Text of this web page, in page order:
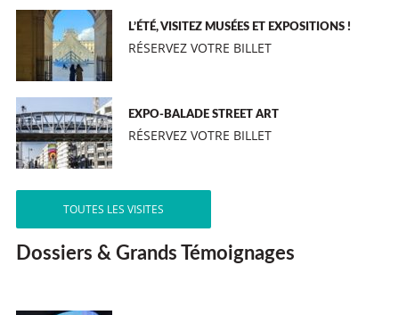
L’ÉTÉ, VISITEZ MUSÉES ET EXPOSITIONS !
RÉSERVEZ VOTRE BILLET
EXPO-BALADE STREET ART
RÉSERVEZ VOTRE BILLET
TOUTES LES VISITES
Dossiers & Grands Témoignages